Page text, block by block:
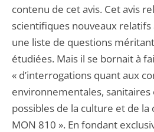
contenu de cet avis. Cet avis
scientifiques nouveaux
une liste de questions
étudiées. Mais il se bornait à
« d’interrogations quant aux
environnementales,
possibles de la culture et de
MON 810 ». En fondant